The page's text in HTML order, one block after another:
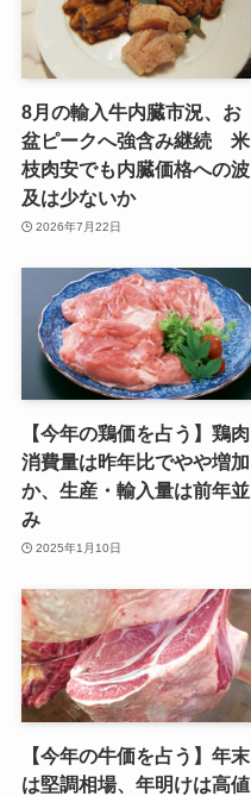
8月の輸入牛内臓市況、お
盆ピークへ強含み継続 米
枝肉安でも内臓価格への波
及は少ないか
2026年7月22日
【今年の鶏価を占う】鶏肉
消費量は昨年比でやや増加
か、生産・輸入量は前年並
み
2025年1月10日
【今年の牛価を占う】年末
は堅調相場、年明けは高値